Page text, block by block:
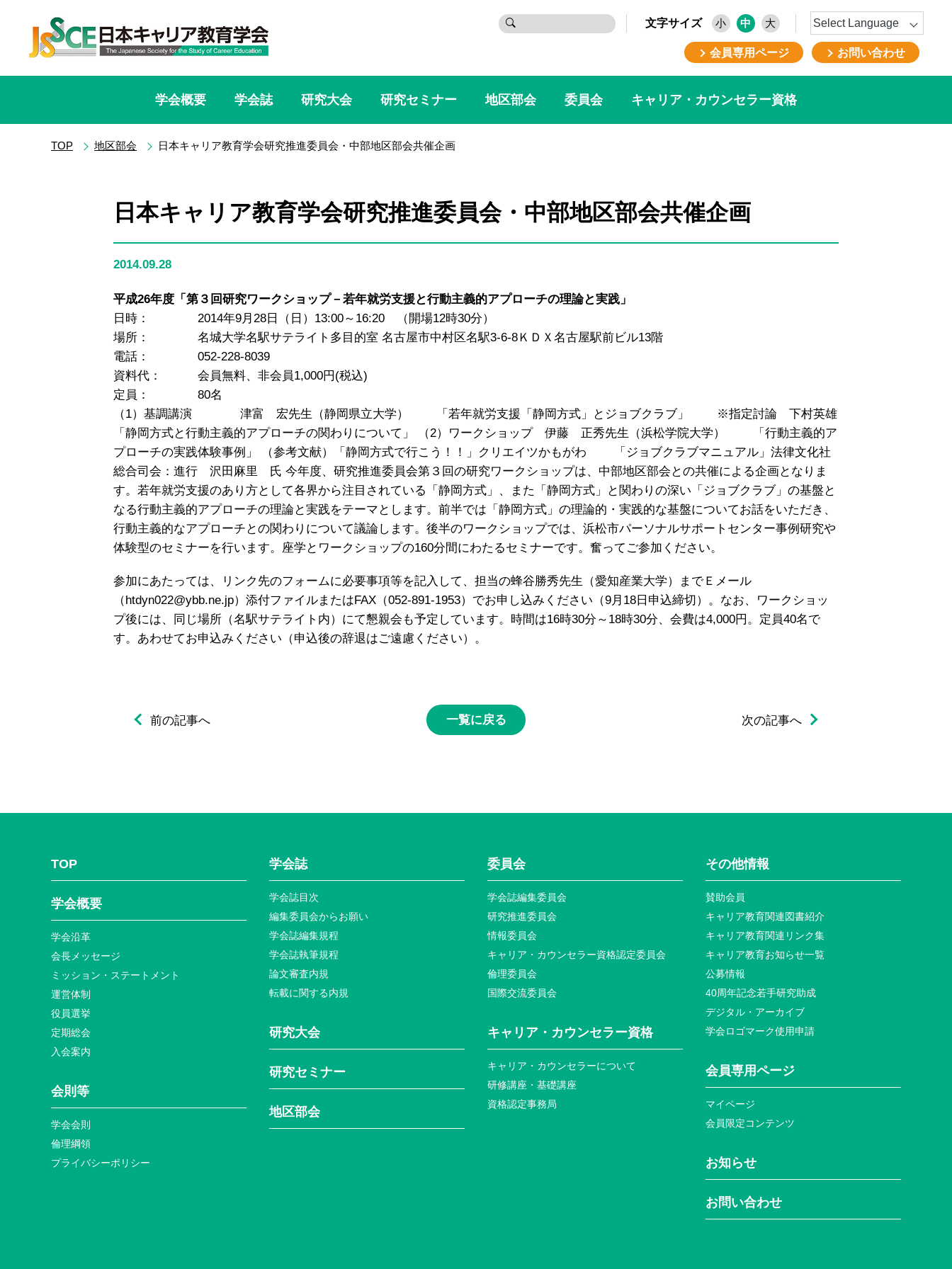
検
文字サイズ 小 中 大
会員専用ページ お問い合わせ
学会概要 学会誌 研究大会 研究セミナー 地区部会 委員会 キャリア・カウンセラー資格
TOP 地区部会 日本キャリア教育学会研究推進委員会・中部地区部会共催企画
日本キャリア教育学会研究推進委員会・中部地区部会共催企画
2014.09.28
平成26年度「第３回研究ワークショップ－若年就労支援と行動主義的アプローチの理論と実践」
日時： 2014年9月28日（日）13:00～16:20 （開場12時30分）
場所： 名城大学名駅サテライト多目的室 名古屋市中村区名駅3-6-8ＫＤＸ名古屋駅前ビル13階
電話： 052-228-8039
資料代： 会員無料、非会員1,000円(税込)
定員： 80名
（1）基調講演 津富 宏先生（静岡県立大学） 「若年就労支援「静岡方式」とジョブクラブ」 ※指定討論 下村英雄
「静岡方式と行動主義的アプローチの関わりについて」 （2）ワークショップ 伊藤 正秀先生（浜松学院大学） 「行動主義的ア
プローチの実践体験事例」 （参考文献）「静岡方式で行こう！！」クリエイツかもがわ 「ジョブクラブマニュアル」法律文化社
総合司会：進行 沢田麻里 氏 今年度、研究推進委員会第３回の研究ワークショップは、中部地区部会との共催による企画となりま
す。若年就労支援のあり方として各界から注目されている「静岡方式」、また「静岡方式」と関わりの深い「ジョブクラブ」の基盤と
なる行動主義的アプローチの理論と実践をテーマとします。前半では「静岡方式」の理論的・実践的な基盤についてお話をいただき、
行動主義的なアプローチとの関わりについて議論します。後半のワークショップでは、浜松市パーソナルサポートセンター事例研究や
体験型のセミナーを行います。座学とワークショップの160分間にわたるセミナーです。奮ってご参加ください。
参加にあたっては、リンク先のフォームに必要事項等を記入して、担当の蜂谷勝秀先生（愛知産業大学）までＥメール
（htdyn022@ybb.ne.jp）添付ファイルまたはFAX（052-891-1953）でお申し込みください（9月18日申込締切）。なお、ワークショッ
プ後には、同じ場所（名駅サテライト内）にて懇親会も予定しています。時間は16時30分～18時30分、会費は4,000円。定員40名で
す。あわせてお申込みください（申込後の辞退はご遠慮ください）。
前の記事へ 次の記事へ
一覧に戻る
TOP
学会概要
学会沿革
会長メッセージ
ミッション・ステートメント
運営体制
役員選挙
定期総会
入会案内
会則等
学会会則
倫理綱領
プライバシーポリシー
学会誌
学会誌目次
編集委員会からお願い
学会誌編集規程
学会誌執筆規程
論文審査内規
転載に関する内規
研究大会
研究セミナー
地区部会
委員会
学会誌編集委員会
研究推進委員会
情報委員会
キャリア・カウンセラー資格認定委員会
倫理委員会
国際交流委員会
キャリア・カウンセラー資格
キャリア・カウンセラーについて
研修講座・基礎講座
資格認定事務局
その他情報
賛助会員
キャリア教育関連図書紹介
キャリア教育関連リンク集
キャリア教育お知らせ⼀覧
公募情報
40周年記念若⼿研究助成
デジタル・アーカイブ
学会ロゴマーク使⽤申請
会員専⽤ページ
マイページ
会員限定コンテンツ
お知らせ
お問い合わせ